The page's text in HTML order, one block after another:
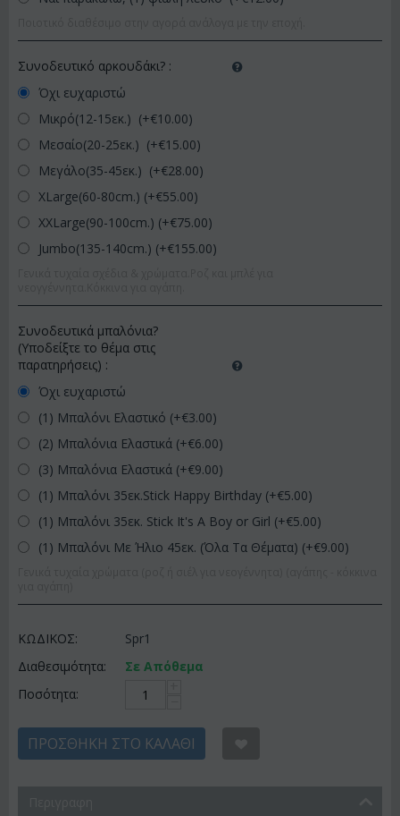
Συνοδευτικό αρκουδάκι? :
Όχι ευχαριστώ
Μικρό(12-15εκ.) (+€10.00)
Μεσαίο(20-25εκ.) (+€15.00)
Μεγάλο(35-45εκ.) (+€28.00)
XLarge(60-80cm.) (+€55.00)
XXLarge(90-100cm.) (+€75.00)
Jumbo(135-140cm.) (+€155.00)
Συνοδευτικά μπαλόνια?
(Υποδείξτε το θέμα στις
παρατηρήσεις) :
Όχι ευχαριστώ
(1) Μπαλόνι Ελαστικό (+€3.00)
(2) Μπαλόνια Ελαστικά (+€6.00)
(3) Μπαλόνια Ελαστικά (+€9.00)
(1) Μπαλόνι 35εκ.Stick Happy Birthday (+€5.00)
(1) Μπαλόνι 35εκ. Stick It's A Boy or Girl (+€5.00)
(1) Μπαλόνι Με Ήλιο 45εκ. (Όλα Τα Θέματα) (+€9.00)
ΚΩΔΙΚΟΣ:
Spr1
Διαθεσιμότητα:
Σε Απόθεμα
Ποσότητα:
ΠΡΟΣΘΉΚΗ ΣΤΟ ΚΑΛΆΘΙ